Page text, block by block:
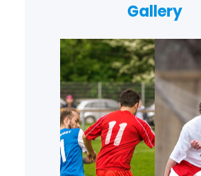
Gallery